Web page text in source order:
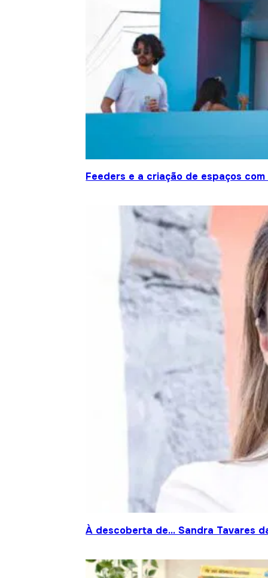
Feeders e a criação de espaços
À descoberta de… Sandra Tavares